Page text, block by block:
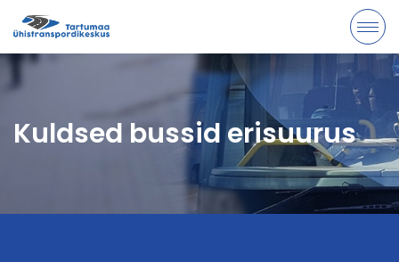
Kuldsed bussid erisuurus